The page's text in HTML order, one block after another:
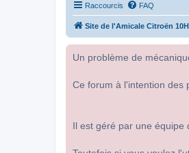
Raccourcis FAQ
Site de l'Amicale Citroën
Un problème de
Ce forum à l'intention des
Il est géré par une équipe